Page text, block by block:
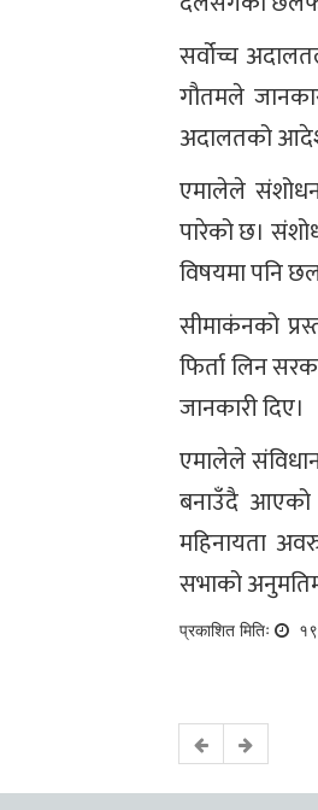
सर्वोच्च
गौतमले
अदालतको आदेश
एमालेले संशोधन
पारेको छ।
विषयमा पनि
सीमाकंनको
फिर्ता लिन
जानकारी दिए।
एमालेले
बनाउँदै
महिनायता
सभाको
प्रकाशित मितिः